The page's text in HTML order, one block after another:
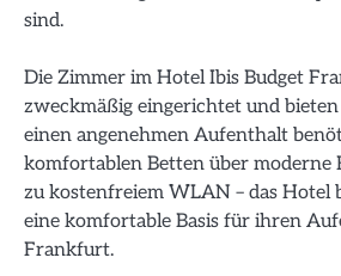
sind.
Die Zimmer im Hotel Ibis Budget
zweckmäßig eingerichtet und
einen angenehmen Aufenthalt
komfortablen Betten über moderne
zu kostenfreiem WLAN – das Hotel
eine komfortable Basis für ihren
Frankfurt.